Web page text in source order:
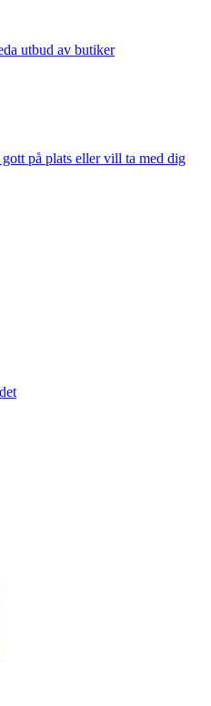
utbud av butiker
på plats eller vill ta med dig